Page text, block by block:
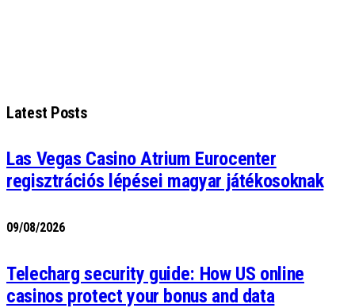
Latest Posts
Las Vegas Casino Atrium Eurocenter
regisztrációs lépései magyar játékosoknak
09/08/2026
Telecharg security guide: How US online
casinos protect your bonus and data